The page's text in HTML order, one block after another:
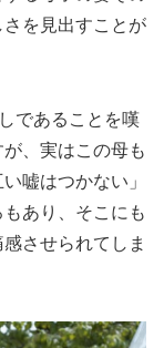
を見出すことが
であることを嘆
、実はこの母も
嘘はつかない」
あり、そこにも
させられてしま